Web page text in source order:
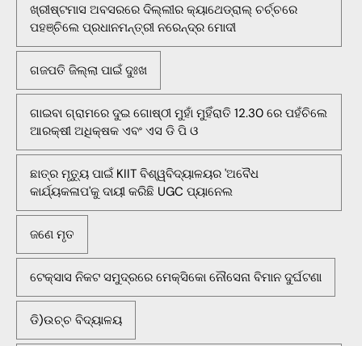
ଖ୍ରୀଷ୍ଟମାସ ଅବସରରେ ଦିଲ୍ଲୀର କ୍ୟାଥେଡ୍ରାଲ୍ ଚର୍ଚ୍ଚରେ
ପହଞ୍ଚିଲେ ପ୍ରଧାନମନ୍ତ୍ରୀ ନରେନ୍ଦ୍ର ମୋଦୀ
ଗଜପତି ଜିଲ୍ଲା ପାଇଁ ଦୁଃଖ
ଗାଇବା ଗ୍ରାମରେ ଦୁଇ ଗୋଷ୍ଠୀ ମୁହାଁ ମୁହିଁରାତି 12.30 ରେ ପହଁଚିଲେ
ଆରକ୍ଷୀ ଅଧିକ୍ଷକ ଏବଂ ଏସ ଡି ପି ଓ
ଛାତ୍ର ମୃତ୍ୟୁ ପାଇଁ KIIT ବିଶ୍ୱବିଦ୍ୟାଳୟର 'ଅବୈଧ
କାର୍ଯ୍ୟକଳାପ'କୁ ଦାୟୀ କରିଛି UGC ପ୍ୟାନେଲ
ଜଣେ ମୃତ
ଟେକ୍ସାସ ନିକଟ ସମୁଦ୍ରରେ ମେକ୍ସିକୋ ନୌସେନା ବିମାନ ଦୁର୍ଘଟଣା
ଡି)ଉଚ୍ଚ ବିଦ୍ୟାଳୟ